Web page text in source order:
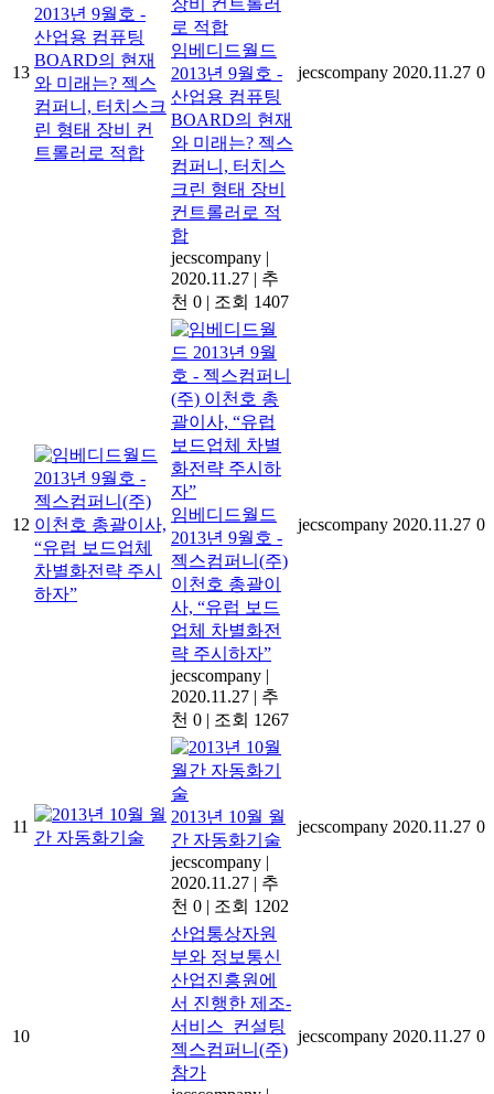
13
임베디드월드
2013년 9월호 -
산업용 컴퓨팅
BOARD의 현재
와 미래는? 젝스
컴퍼니, 터치스
크린 형태 장비
컨트롤러로 적
합
jecscompany |
2020.11.27 | 추
천 0 | 조회 1407
jecscompany 2020.11.27 0
12
임베디드월드
2013년 9월호 -
젝스컴퍼니(주)
이천호 총괄이
사, “유럽 보드
업체 차별화전
략 주시하자”
jecscompany |
2020.11.27 | 추
천 0 | 조회 1267
jecscompany 2020.11.27 0
11
2013년 10월 월
간 자동화기술
jecscompany |
2020.11.27 | 추
천 0 | 조회 1202
jecscompany 2020.11.27 0
10
산업통상자원
부와 정보통신
산업진흥원에
서 진행한 제조-
서비스_컨설팅
젝스컴퍼니(주)
참가
jecscompany 2020.11.27 0